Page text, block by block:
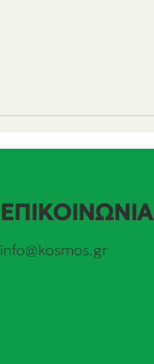
ΕΠΙΚΟΙΝΩΝΙΑ
info@kosmos.gr